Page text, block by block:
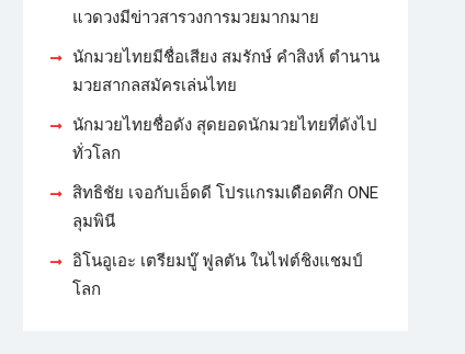
แวดวงมีข่าวสารวงการมวยมากมาย
นักมวยไทยมีชื่อเสียง สมรักษ์ คำสิงห์ ตำนาน
มวยสากลสมัครเล่นไทย
นักมวยไทยชื่อดัง สุดยอดนักมวยไทยที่ดังไป
ทั่วโลก
สิทธิชัย เจอกับเอ็ดดี โปรแกรมเดือดศึก ONE
ลุมพินี
อิโนอูเอะ เตรียมบู๊ ฟูลตัน ในไฟต์ชิงแชมป์
โลก